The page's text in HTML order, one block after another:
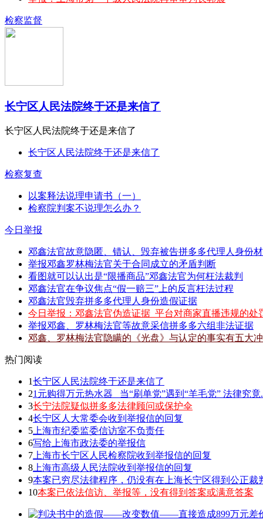
检察监督
长宁区人民法院终于还是来信了
长宁区人民法院终于还是来信了
长宁区人民法院终于还是来信了
检察复查
以案释法说理申请书（一）
检察院判案不说理怎么办？
今日举报
邓鑫法官故意隐匿、错认、毁弃被告拼多多代理人身份
举报邓鑫罗林梅法官关于合同成立的矛盾判断
看图就可以认出是“限播商品”邓鑫法官为何枉法裁判
邓鑫法官在争议焦点“假一赔三”上的反言枉法过程
邓鑫法官毁弃拼多多代理人身份造假证据
今日举报：邓鑫法官伪造证据_平台对商家直播违规的处
举报邓鑫、罗林梅法官等故意采信拼多多六组非法证据
邓鑫、罗林梅法官隐瞒的《光盘》与认定的事实有五大
热门阅读
1长宁区人民法院终于还是来信了
21元购得万元热水器 _当“刷单党”遇到“羊毛党” 法律究竟
3长宁法院疑似拼多多法律顾问或保护伞
4长宁区人大常委会收到举报信的回复
5 上海市纪委监委信访室不负责任
6写给上海市政法委的举报信
7 上海市长宁区人民检察院收到举报信的回复
8 上海市高级人民法院收到举报信的回复
9本案已穷尽法律程序，仍没有在上海长宁区得到公正裁
10本案已依法信访、举报等，没有得到答案或满意答案